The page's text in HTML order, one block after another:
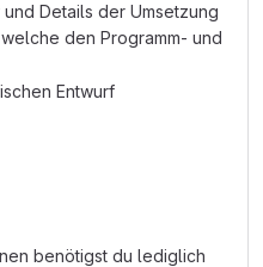
Details der Umsetzung
den Programm- und
Entwurf
benötigst du lediglich